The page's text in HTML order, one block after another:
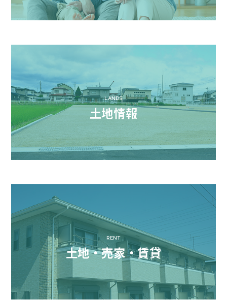
LANDS
土地情報
RENT
土地・売家・賃貸